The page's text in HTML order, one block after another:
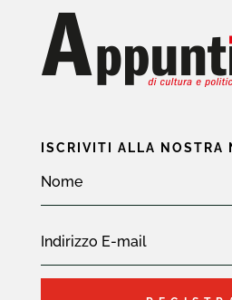
ISCRIVITI ALLA NOSTRA